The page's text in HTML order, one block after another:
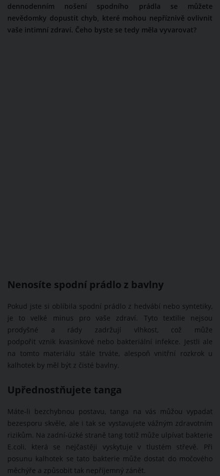
dennodenním nošení spodního prádla se můžete
nevědomky dopustit chyb, které mohou nepříznivě ovlivnit
vaše intimní zdraví. Čeho byste se tedy měla vyvarovat?
Nenosíte spodní prádlo z bavlny
Pokud jste si oblíbila spodní prádlo z hedvábí nebo syntetiky,
je to velké minus pro vaše zdraví. Tyto textilie nejsou
prodyšné a rády zadržují vlhkost, což může
podpořit vznik kvasinkové nebo bakteriální infekce. Jestli ale
na tomto materiálu stále trváte, alespoň vnitřní rozkrok u
kalhotek by měl být z čisté bavlny.
Upřednostňujete tanga
Máte-li bezchybnou postavu, tanga na vás můžou vypadat
bezesporu skvěle, ale i tak se vystavujete vážným zdravotním
rizikům. Na zadní-úzké straně tang totiž může ulpívat bakterie
E.coli, která se nejčastěji vyskytuje v tlustém střevě. Při
posunu kalhotek se tato bakterie může dostat do močového
měchýře a způsobit tak nepříjemný zánět.